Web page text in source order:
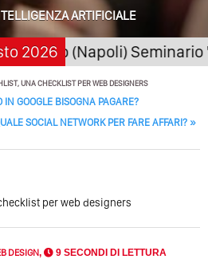
Motivazione…
Speranza: Il Quarto Memorial
Franzese
Per Il Blog? Uno Che
Davvero
Vecchia SEO
Media? Siamo Nell’era Degli
Predittivi
Tua Azienda? Lo Decidi
Media, L’AI E I Contenuti…
ARTIFICIALE
2026(Napoli) Seminario
UNA CHECKLIST PER WEB DESIGNERS
IN GOOGLE BISOGNA PAGARE?
SOCIAL NETWORK PER FARE AFFARI? »
per web designers
DESIGN, 9 SECONDI DI LETTURA